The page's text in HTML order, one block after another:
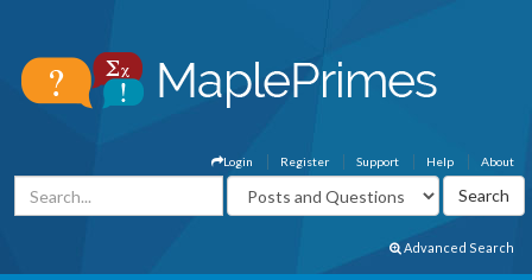
About
Help
Support
Register
Login
Advanced Search